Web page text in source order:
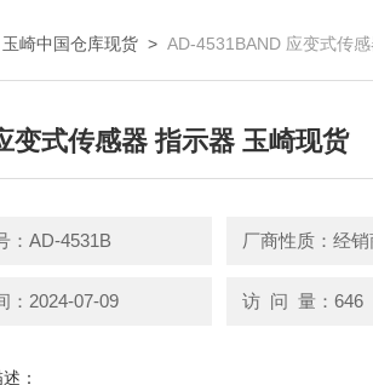
玉崎中国仓库现货 > AD-4531BAND 应变式传
变式传感器 指示器 玉崎现货
：AD-4531B 厂商性质：经销
：2024-07-09 访 问 量：646
：